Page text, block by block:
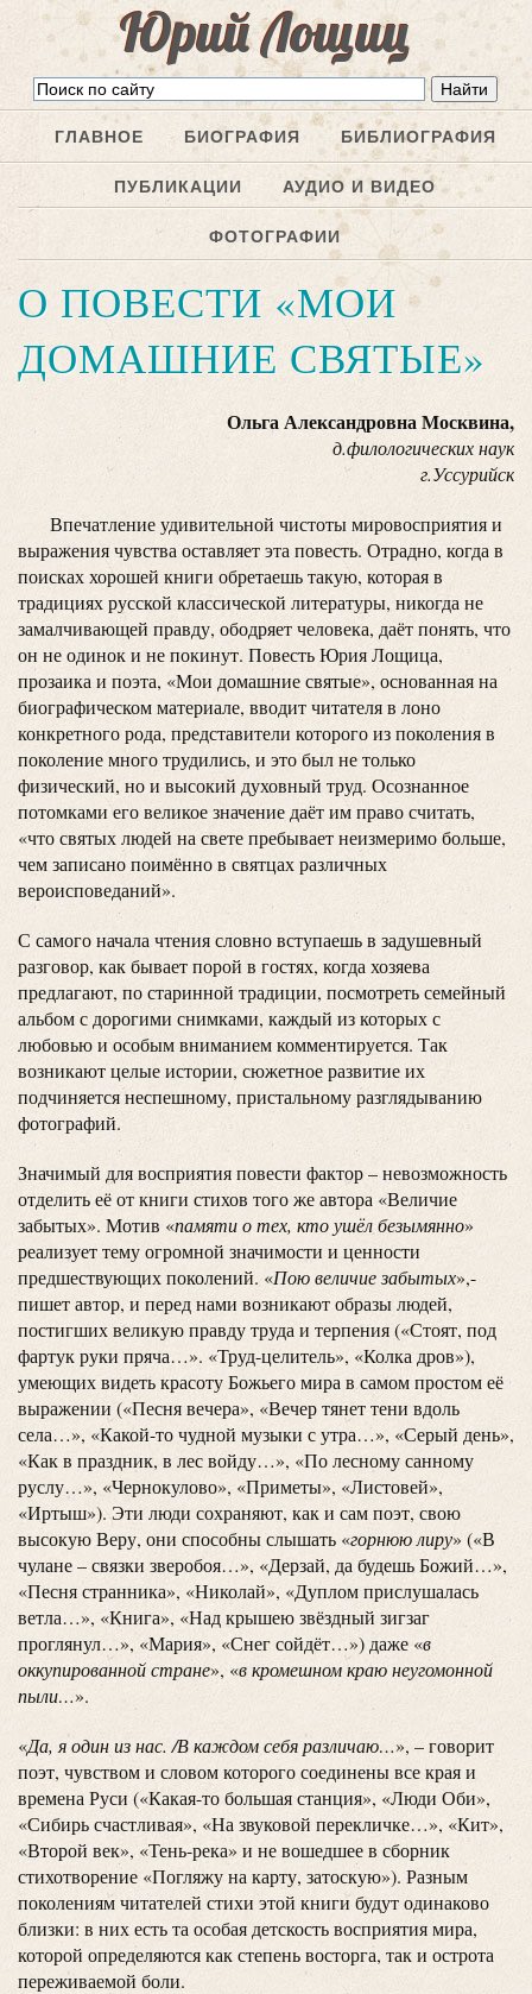
Юрий Лощиц
ГЛАВНОЕ БИОГРАФИЯ БИБЛИОГРАФИЯ
ПУБЛИКАЦИИ АУДИО И ВИДЕО
ФОТОГРАФИИ
О ПОВЕСТИ «МОИ
ДОМАШНИЕ СВЯТЫЕ»
Ольга Александровна Москвина,
д.филологических наук
г.Уссурийск
Впечатление удивительной чистоты мировосприятия и
выражения чувства оставляет эта повесть. Отрадно, когда в
поисках хорошей книги обретаешь такую, которая в
традициях русской классической литературы, никогда не
замалчивающей правду, ободряет человека, даёт понять, что
он не одинок и не покинут. Повесть Юрия Лощица,
прозаика и поэта, «Мои домашние святые», основанная на
биографическом материале, вводит читателя в лоно
конкретного рода, представители которого из поколения в
поколение много трудились, и это был не только
физический, но и высокий духовный труд. Осознанное
потомками его великое значение даёт им право считать,
«что святых людей на свете пребывает неизмеримо больше,
чем записано поимённо в святцах различных
вероисповеданий».
С самого начала чтения словно вступаешь в задушевный
разговор, как бывает порой в гостях, когда хозяева
предлагают, по старинной традиции, посмотреть семейный
альбом с дорогими снимками, каждый из которых с
любовью и особым вниманием комментируется. Так
возникают целые истории, сюжетное развитие их
подчиняется неспешному, пристальному разглядыванию
фотографий.
Значимый для восприятия повести фактор – невозможность
отделить её от книги стихов того же автора «Величие
забытых». Мотив «памяти о тех, кто ушёл безымянно»
реализует тему огромной значимости и ценности
предшествующих поколений. «Пою величие забытых»,-
пишет автор, и перед нами возникают образы людей,
постигших великую правду труда и терпения («Стоят, под
фартук руки пряча…». «Труд-целитель», «Колка дров»),
умеющих видеть красоту Божьего мира в самом простом её
выражении («Песня вечера», «Вечер тянет тени вдоль
села…», «Какой-то чудной музыки с утра…», «Серый день»,
«Как в праздник, в лес войду…», «По лесному санному
руслу…», «Чернокулово», «Приметы», «Листовей»,
«Иртыш»). Эти люди сохраняют, как и сам поэт, свою
высокую Веру, они способны слышать «горнюю лиру» («В
чулане – связки зверобоя…», «Дерзай, да будешь Божий…»,
«Песня странника», «Николай», «Дуплом прислушалась
ветла…», «Книга», «Над крышею звёздный зигзаг
проглянул…», «Мария», «Снег сойдёт…») даже «в
оккупированной стране», «в кромешном краю неугомонной
пыли…».
«Да, я один из нас. /В каждом себя различаю…», – говорит
поэт, чувством и словом которого соединены все края и
времена Руси («Какая-то большая станция», «Люди Оби»,
«Сибирь счастливая», «На звуковой перекличке…», «Кит»,
«Второй век», «Тень-река» и не вошедшее в сборник
стихотворение «Погляжу на карту, затоскую»). Разным
поколениям читателей стихи этой книги будут одинаково
близки: в них есть та особая детскость восприятия мира,
которой определяются как степень восторга, так и острота
переживаемой боли.